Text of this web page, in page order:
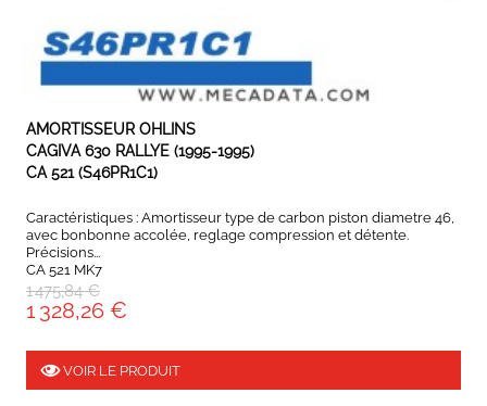
EXPEDIÉ SOUS 5 À 10 JOURS
AMORTISSEUR OHLINS
CAGIVA 630 RALLYE (1995-1995)
CA 521 (S46PR1C1)
Caractéristiques : Amortisseur type de carbon piston diametre 46,
avec bonbonne accolée, reglage compression et détente.
Précisions...
CA 521 MK7
1 475,84 €
1 328,26 €
VOIR LE PRODUIT